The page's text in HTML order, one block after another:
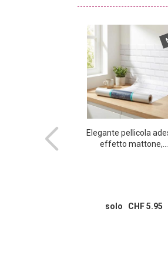
tipo 11 / spina
Elegante pellicola
effetto mattone,...
solo CHF 5.95